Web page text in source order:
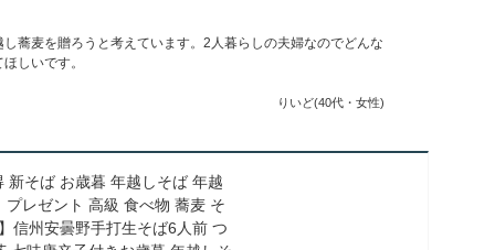
蕎麦を贈ろうと考えています。2人暮らしの夫婦なのでどんな
しいです。
りいど(40代・女性)